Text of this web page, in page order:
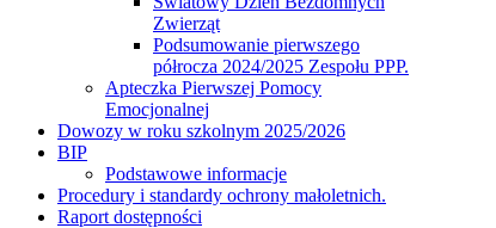
Zwierząt
Podsumowanie pierwszego
półrocza 2024/2025 Zespołu PPP.
Apteczka Pierwszej Pomocy
Emocjonalnej
Dowozy w roku szkolnym 2025/2026
BIP
Podstawowe informacje
Procedury i standardy ochrony małoletnich.
Raport dostępności